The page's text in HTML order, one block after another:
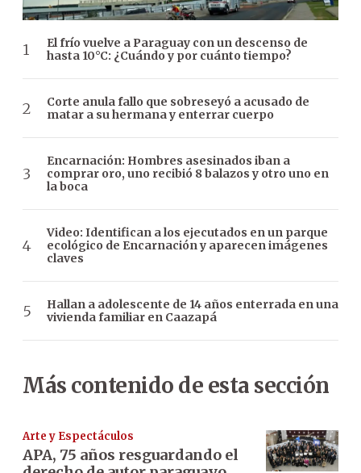
El frío vuelve a Paraguay con un descenso de
hasta 10°C: ¿Cuándo y por cuánto tiempo?
Corte anula fallo que sobreseyó a acusado de
matar a su hermana y enterrar cuerpo
Encarnación: Hombres asesinados iban a
comprar oro, uno recibió 8 balazos y otro uno en
la boca
Video: Identifican a los ejecutados en un parque
ecológico de Encarnación y aparecen imágenes
claves
Hallan a adolescente de 14 años enterrada en una
vivienda familiar en Caazapá
Más contenido de esta sección
Arte y Espectáculos
APA, 75 años resguardando el